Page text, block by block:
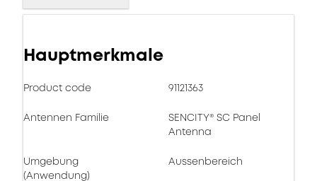
Hauptmerkmale
Product code 91121363
Antennen Familie
SENCITY® SC Panel
Antenna
Umgebung
(Anwendung)
Aussenbereich